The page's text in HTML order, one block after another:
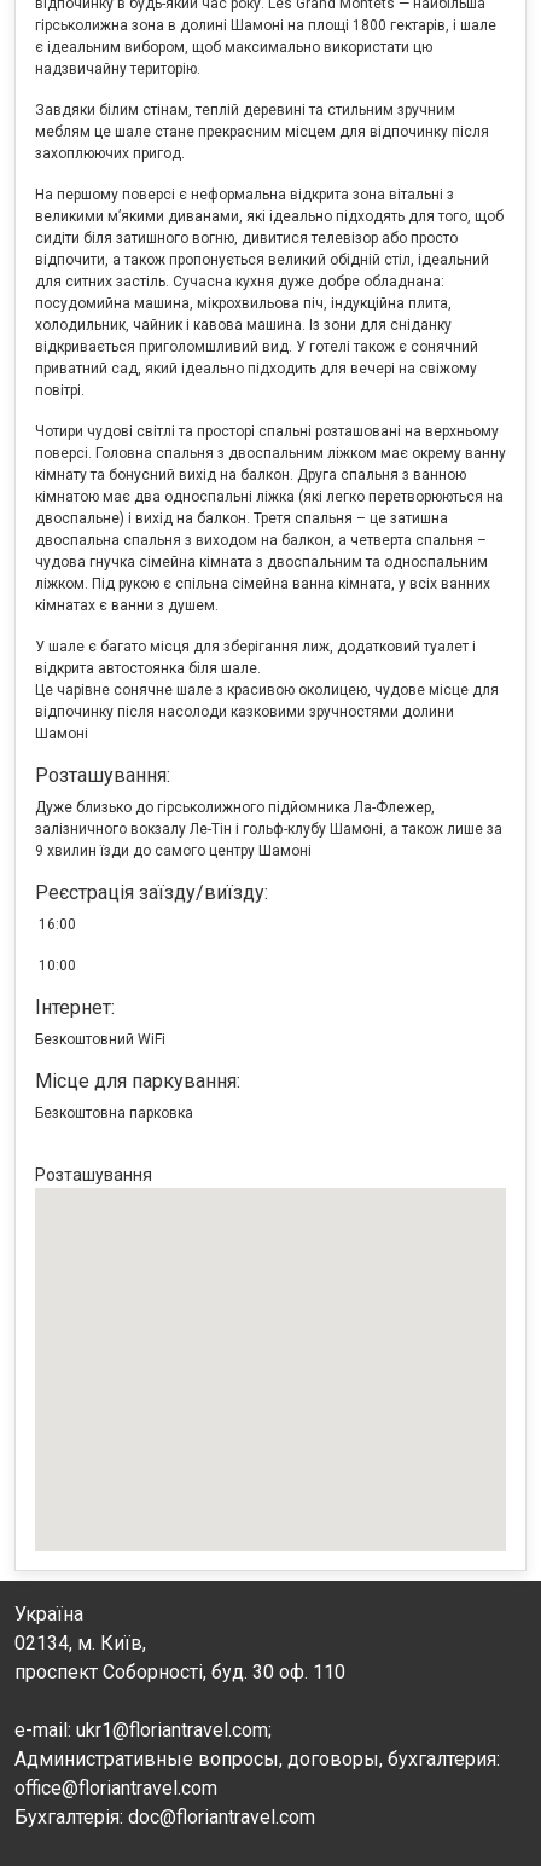
відпочинку в будь-який час року. Les Grand Montets — найбільша
гірськолижна зона в долині Шамоні на площі 1800 гектарів, і шале
є ідеальним вибором, щоб максимально використати цю
надзвичайну територію.
Завдяки білим стінам, теплій деревині та стильним зручним
меблям це шале стане прекрасним місцем для відпочинку після
захоплюючих пригод.
На першому поверсі є неформальна відкрита зона вітальні з
великими м’якими диванами, які ідеально підходять для того, щоб
сидіти біля затишного вогню, дивитися телевізор або просто
відпочити, а також пропонується великий обідній стіл, ідеальний
для ситних застіль. Сучасна кухня дуже добре обладнана:
посудомийна машина, мікрохвильова піч, індукційна плита,
холодильник, чайник і кавова машина. Із зони для сніданку
відкривається приголомшливий вид. У готелі також є сонячний
приватний сад, який ідеально підходить для вечері на свіжому
повітрі.
Чотири чудові світлі та просторі спальні розташовані на верхньому
поверсі. Головна спальня з двоспальним ліжком має окрему ванну
кімнату та бонусний вихід на балкон. Друга спальня з ванною
кімнатою має два односпальні ліжка (які легко перетворюються на
двоспальне) і вихід на балкон. Третя спальня – це затишна
двоспальна спальня з виходом на балкон, а четверта спальня –
чудова гнучка сімейна кімната з двоспальним та односпальним
ліжком. Під рукою є спільна сімейна ванна кімната, у всіх ванних
кімнатах є ванни з душем.
У шале є багато місця для зберігання лиж, додатковий туалет і
відкрита автостоянка біля шале.
Це чарівне сонячне шале з красивою околицею, чудове місце для
відпочинку після насолоди казковими зручностями долини
Шамоні
Розташування:
Дуже близько до гірськолижного підйомника Ла-Флежер,
залізничного вокзалу Ле-Тін і гольф-клубу Шамоні, а також лише за
9 хвилин їзди до самого центру Шамоні
Реєстрація заїзду/виїзду:
16:00
10:00
Інтернет:
Безкоштовний WiFi
Місце для паркування:
Безкоштовна парковка
Розташування
Україна
02134, м. Київ,
проспект Соборності, буд. 30 оф. 110
e-mail: ukr1@floriantravel.com;
Административные вопросы, договоры, бухгалтерия:
office@floriantravel.com
Бухгалтерія: doc@floriantravel.com